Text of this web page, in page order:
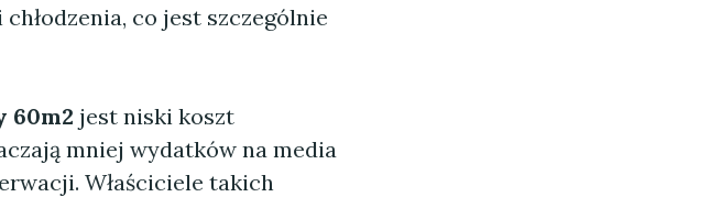
co jest szczególnie
60m2 jest niski koszt
mniej wydatków na media
Właściciele takich